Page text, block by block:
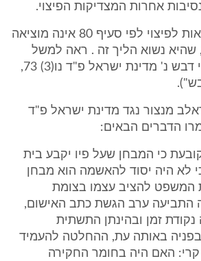
אחרות המצדיקות הפיצוי.
ההלכה קבעה כי זכאות לפיצוי לפי סעיף 80 אינה מוציאה
שהיא נשוא הליך זה . ראה למשל
ע"פ 4466/98 ראמי דבש נ' מדינת ישראל פ"ד נו(3) 73,
ע"פ 11024/02 ראלב מנצור נגד מדינת ישראל פ"ד
כי המבחן שעל פיו יקבע בית
לא היה יסוד להאשמה הוא מבחן
המשפט להציב עצמו בצומת
התביעה ערב הגשת כתב האישום,
זמן ובהינתן התשתית
בפניה באותה עת, ההחלטה להעמיד
קרי: האם היה בחומר החקירה